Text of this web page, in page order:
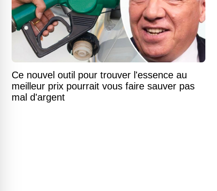
Ce nouvel outil pour trouver l'essence au
meilleur prix pourrait vous faire sauver pas
mal d'argent